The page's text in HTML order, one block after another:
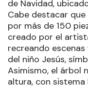
de Navidad,
Cabe destacar
por más de 150
creado por el
recreando
del niño Jesús,
Asimismo, el árbol
altura, con